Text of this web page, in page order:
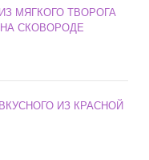
МЯГКОГО ТВОРОГА
СКОВОРОДЕ
ИЗ КРАСНОЙ